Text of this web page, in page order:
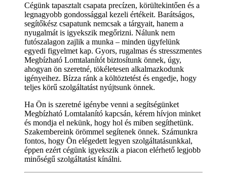
Cégünk tapasztalt csapata precízen, körültekintően és a
legnagyobb gondossággal kezeli értékeit. Barátságos,
segítőkész csapatunk nemcsak a tárgyait, hanem a
nyugalmát is igyekszik megőrizni. Nálunk nem
futószalagon zajlik a munka – minden ügyfelünk
egyedi figyelmet kap. Gyors, rugalmas és stresszmentes
Megbízható Lomtalanítót biztosítunk önnek, úgy,
ahogyan ön szeretné, tökéletesen alkalmazkodunk
igényeihez. Bízza ránk a költöztetést és engedje, hogy
teljes körű szolgáltatást nyújtsunk önnek.
Ha Ön is szeretné igénybe venni a segítségünket
Megbízható Lomtalanító kapcsán, kérem hívjon minket
és mondja el nekünk, hogy hol és miben segíthetünk.
Szakembereink örömmel segítenek önnek. Számunkra
fontos, hogy Ön elégedett legyen szolgáltatásunkkal,
éppen ezért cégünk igyekszik a piacon elérhető legjobb
minőségű szolgáltatást kínálni.